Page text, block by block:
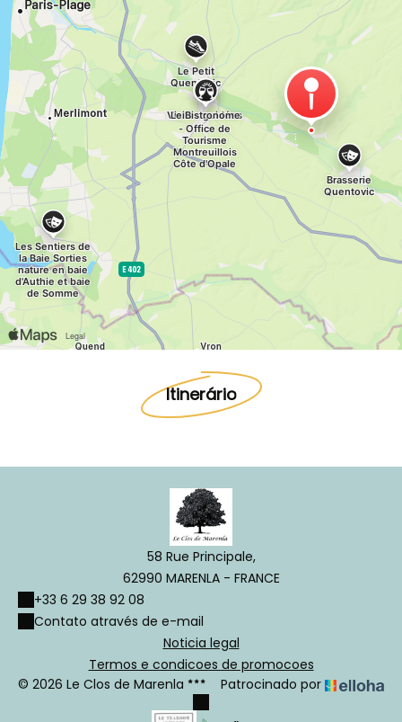
Itinerário
58 Rue Principale,
62990 MARENLA - FRANCE
+33 6 29 38 92 08
Contato através de e-mail
Noticia legal
Termos e condicoes de promocoes
© 2026 Le Clos de Marenla
Patrocinado por